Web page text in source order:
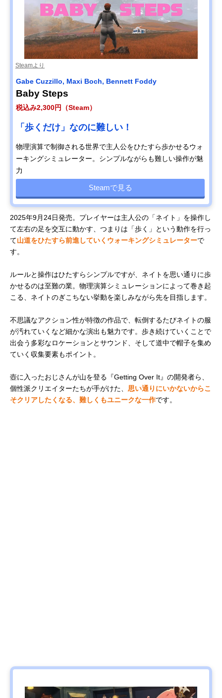
Steamより
Gabe Cuzzillo, Maxi Boch, Bennett Foddy
Baby Steps
税込み2,300円（Steam）
「歩くだけ」なのに難しい！
物理演算で制御される世界で主人公をひたすら歩かせるウォ
ーキングシミュレーター。シンプルながらも難しい操作が魅
力
Steamで見る
2025年9月24日発売。プレイヤーは主人公の「ネイト」を操作し
て左右の足を交互に動かす、つまりは「歩く」という動作を行っ
て山道をひたすら前進していくウォーキングシミュレーターで
す。
ルールと操作はひたすらシンプルですが、ネイトを思い通りに歩
かせるのは至難の業。物理演算シミュレーションによって巻き起
こる、ネイトのぎこちない挙動を楽しみながら先を目指します。
不思議なアクション性が特徴の作品で、転倒するたびネイトの服
が汚れていくなど細かな演出も魅力です。歩き続けていくことで
出会う多彩なロケーションとサウンド、そして道中で帽子を集め
ていく収集要素もポイント。
壺に入ったおじさんが山を登る『Getting Over It』の開発者ら、
個性派クリエイターたちが手がけた、 思い通りにいかないからこ
そクリアしたくなる、難しくもユニークな一作です。